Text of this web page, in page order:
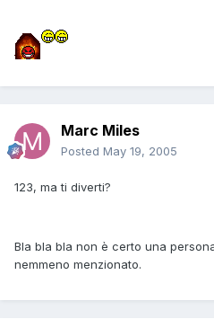
Marc Miles
Posted May 19, 2005
123, ma ti diverti?
Bla bla bla non è certo una
nemmeno menzionato.